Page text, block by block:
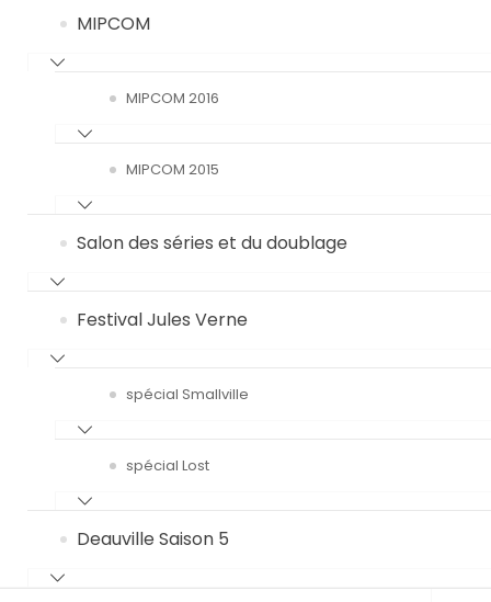
MIPCOM
MIPCOM 2016
MIPCOM 2015
Salon des séries et du doublage
Festival Jules Verne
spécial Smallville
spécial Lost
Deauville Saison 5